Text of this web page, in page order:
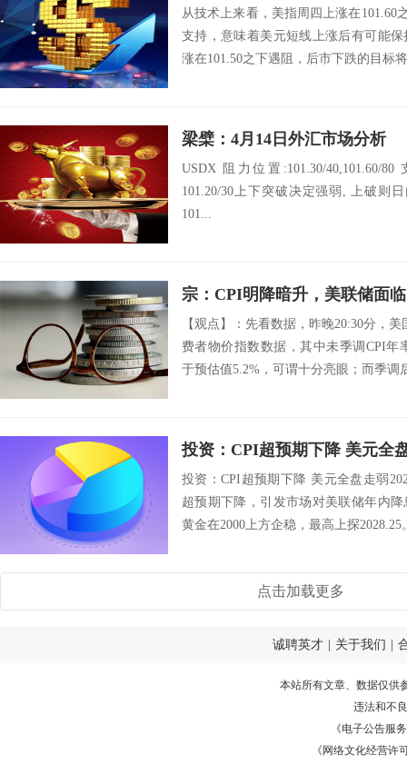
从技术上来看，美指周四上涨在101.60
支持，意味着美元短线上涨后有可能
涨在101.50之下遇阻，后市下跌的目标
梁檗：4月14日外汇市场分析
USDX 阻力位置:101.30/40,101.60/80
101.20/30上下突破决定强弱, 上破则
101...
宗：CPI明降暗升，美联储面
【观点】：先看数据，昨晚20:30分，
费者物价指数数据，其中未季调CPI年
于预估值5.2%，可谓十分亮眼；而季调
投资：CPI超预期下降 美元全
投资：CPI超预期下降 美元全盘走弱
超预期下降，引发市场对美联储年内
黄金在2000上方企稳，最高上探2028.25
点击加载更多
诚聘英才 关于我们
本站所有文章、数据仅供
违法和不
《电子公告服务
《网络文化经营许